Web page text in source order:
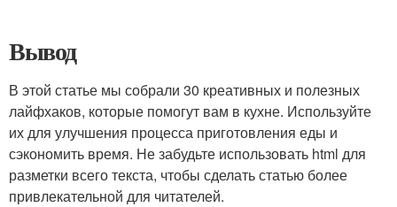
Вывод
В этой статье мы собрали 30 креативных и полезных
лайфхаков, которые помогут вам в кухне. Используйте
их для улучшения процесса приготовления еды и
сэкономить время. Не забудьте использовать html для
разметки всего текста, чтобы сделать статью более
привлекательной для читателей.